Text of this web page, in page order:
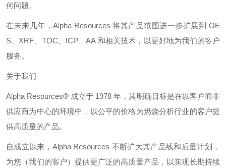
何问题。
在未来几年，Alpha Resources将其产品范围进一步扩展到OE
S
XRF TOC ICP 、AA 和相关技术，以更好地为我们的客户
服务。
关于我们
Alpha Resources® 成立于 1978年，其明确目标是在以客户而非
供应商为中心的环境中，以公平的价格为燃烧分析行业的客户提
供高质量的产品。
自成立以来， Alpha Resources 不断扩大其产品线和质量计划，
为您（我们的客户）提供更广泛的高质量产品，以实现长期持续